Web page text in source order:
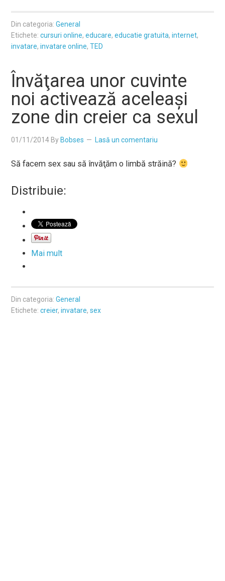
Din categoria:General
Etichete:cursuri online,educare,educatie gratuita,internet,
invatare,invatare online,TED
Învăţarea unor cuvinte
noi activează aceleaşi
zone din creier ca sexul
01/11/2014 By Bobses Lasă un comentariu
Să facem sex sau să învăţăm o limbă străină?
Distribuie:
Mai mult
Din categoria:General
Etichete:creier,invatare,sex